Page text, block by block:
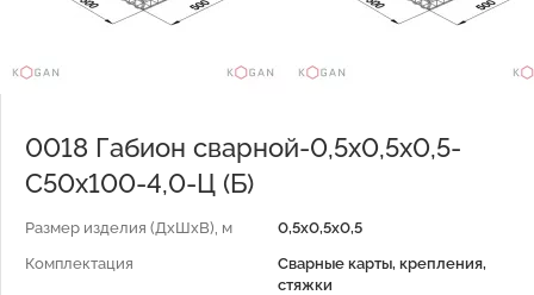
0018 Габион сварной-0,5х0,5х0,5-
С50х100-4,0-Ц (Б)
Размер изделия (ДхШхВ), м
0,5х0,5х0,5
Комплектация
Сварные карты, крепления,
стяжки